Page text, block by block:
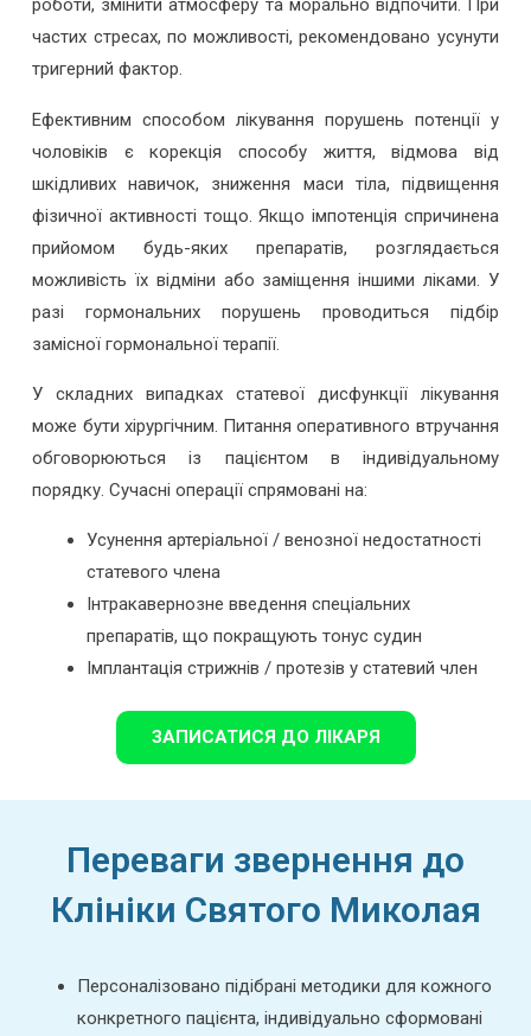
роботи, змінити атмосферу та морально відпочити. При
частих стресах, по можливості, рекомендовано усунути
тригерний фактор.
Ефективним способом лікування порушень потенції у
чоловіків є корекція способу життя, відмова від
шкідливих навичок, зниження маси тіла, підвищення
фізичної активності тощо. Якщо імпотенція спричинена
прийомом будь-яких препаратів, розглядається
можливість їх відміни або заміщення іншими ліками. У
разі гормональних порушень проводиться підбір
замісної гормональної терапії.
У складних випадках статевої дисфункції лікування
може бути хірургічним. Питання оперативного втручання
обговорюються із пацієнтом в індивідуальному
порядку. Сучасні операції спрямовані на:
Усунення артеріальної / венозної недостатності
статевого члена
Інтракавернозне введення спеціальних
препаратів, що покращують тонус судин
Імплантація стрижнів / протезів у статевий член
ЗАПИСАТИСЯ ДО ЛІКАРЯ
Переваги звернення до
Клініки Святого Миколая
Персоналізовано підібрані методики для кожного
конкретного пацієнта, індивідуально сформовані